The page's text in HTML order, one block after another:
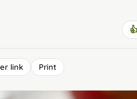
link Print